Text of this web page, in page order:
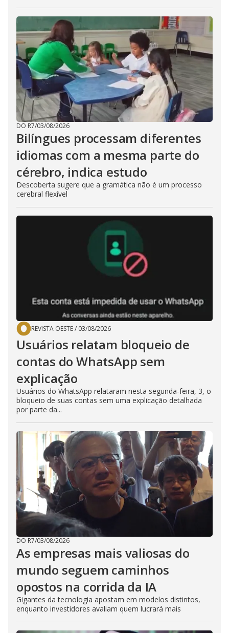
DO R7/03/08/2026
Bilíngues processam diferentes
idiomas com a mesma parte do
cérebro, indica estudo
Descoberta sugere que a gramática não é um processo
cerebral flexível
REVISTA OESTE/ 03/08/2026
Usuários relatam bloqueio de
contas do WhatsApp sem
explicação
Usuários do WhatsApp relataram nesta segunda-feira, 3, o
bloqueio de suas contas sem uma explicação detalhada
por parte da...
DO R7/03/08/2026
As empresas mais valiosas do
mundo seguem caminhos
opostos na corrida da IA
Gigantes da tecnologia apostam em modelos distintos,
enquanto investidores avaliam quem lucrará mais